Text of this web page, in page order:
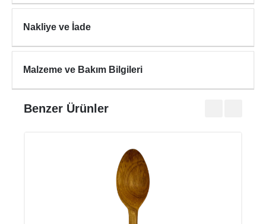
Nakliye ve İade
Malzeme ve Bakım Bilgileri
Benzer Ürünler